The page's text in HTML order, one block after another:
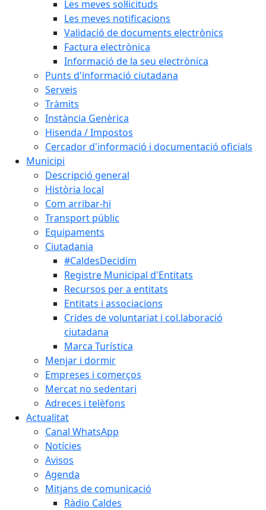
Les meves sol·licituds
Les meves notificacions
Validació de documents electrònics
Factura electrònica
Informació de la seu electrònica
Punts d'informació ciutadana
Serveis
Tràmits
Instància Genèrica
Hisenda / Impostos
Cercador d'informació i documentació oficials
Municipi
Descripció general
Història local
Com arribar-hi
Transport públic
Equipaments
Ciutadania
#CaldesDecidim
Registre Municipal d'Entitats
Recursos per a entitats
Entitats i associacions
Crides de voluntariat i col.laboració
ciutadana
Marca Turística
Menjar i dormir
Empreses i comerços
Mercat no sedentari
Adreces i telèfons
Actualitat
Canal WhatsApp
Notícies
Avisos
Agenda
Mitjans de comunicació
Ràdio Caldes